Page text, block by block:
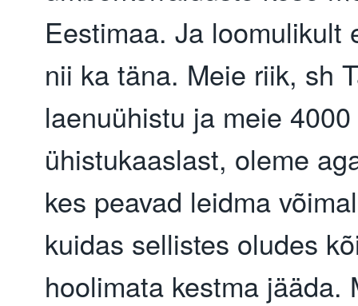
Eestimaa. Ja loomulikult
nii ka täna. Meie riik, sh
laenuühistu ja meie 4000
ühistukaaslast, oleme
kes peavad leidma
kuidas sellistes oludes
hoolimata kestma jääda.